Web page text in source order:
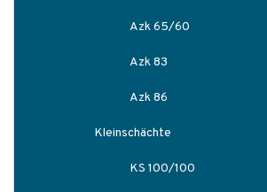
Azk 65/60
Azk 83
Azk 86
Kleinschächte
KS 100/100